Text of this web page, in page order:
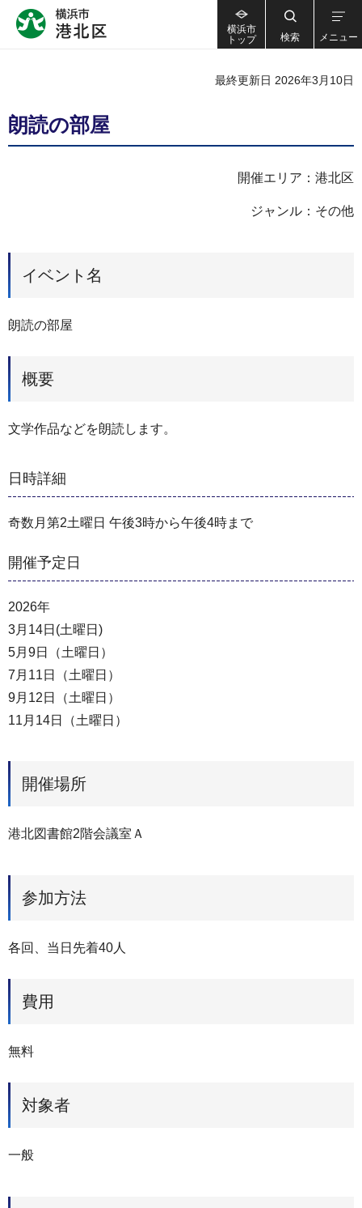
横浜市
トップ
検索 メニュー
最終更新日 2026年3月10日
朗読の部屋
開催エリア：港北区
ジャンル：その他
イベント名
朗読の部屋
概要
文学作品などを朗読します。
日時詳細
奇数月第2土曜日 午後3時から午後4時まで
開催予定日
2026年
3月14日(土曜日)
5月9日（土曜日）
7月11日（土曜日）
9月12日（土曜日）
11月14日（土曜日）
開催場所
港北図書館2階会議室Ａ
参加方法
各回、当日先着40人
費用
無料
対象者
一般